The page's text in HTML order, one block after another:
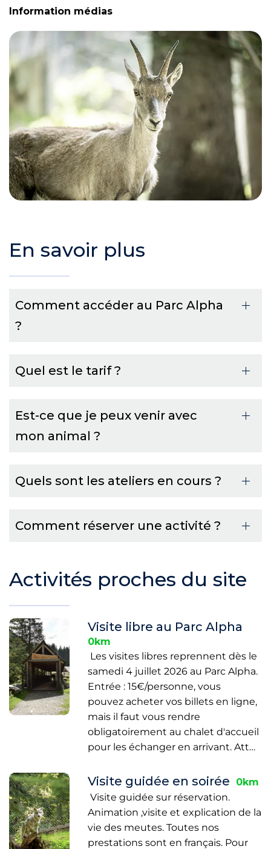
Information médias
En savoir plus
Comment accéder au Parc Alpha
?
Quel est le tarif ?
Est-ce que je peux venir avec
mon animal ?
Quels sont les ateliers en cours ?
Comment réserver une activité ?
Activités proches du site
Visite libre au Parc Alpha
0km
Les visites libres reprennent dès le
samedi 4 juillet 2026 au Parc Alpha.
Entrée : 15€/personne, vous
pouvez acheter vos billets en ligne,
mais il faut vous rendre
obligatoirement au chalet d'accueil
pour les échanger en arrivant. Att…
Visite guidée en soirée
0km
Visite guidée sur réservation.
Animation ,visite et explication de la
vie des meutes. Toutes nos
prestations sont en français. Pour